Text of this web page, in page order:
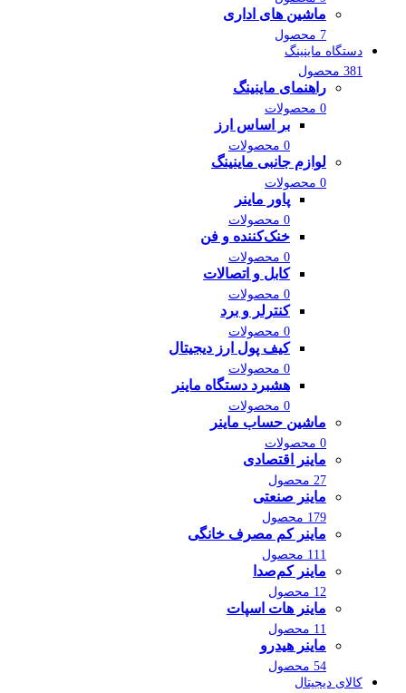
ماشین های اداری
7 محصول
دستگاه ماینینگ
381 محصول
راهنمای ماینینگ
0 محصولات
بر اساس ارز
0 محصولات
لوازم جانبی ماینینگ
0 محصولات
پاور ماینر
0 محصولات
خنک‌کننده و فن
0 محصولات
کابل و اتصالات
0 محصولات
کنترلر و برد
0 محصولات
کیف پول ارز دیجیتال
0 محصولات
هشبرد دستگاه ماینر
0 محصولات
ماشین حساب ماینر
0 محصولات
ماینر اقتصادی
27 محصول
ماینر صنعتی
179 محصول
ماینر کم مصرف خانگی
111 محصول
ماینر کم‌صدا
12 محصول
ماینر هات اسپات
11 محصول
ماینر هیدرو
54 محصول
کالای دیجیتال